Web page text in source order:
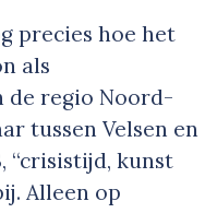
precies hoe het
als
de regio Noord-
tussen Velsen en
“crisistijd, kunst
Alleen op